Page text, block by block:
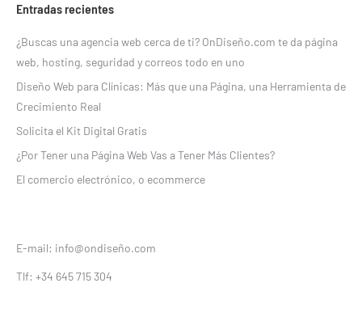
Entradas recientes
¿Buscas una agencia web cerca de ti? OnDiseño.com te da página
web, hosting, seguridad y correos todo en uno
Diseño Web para Clínicas: Más que una Página, una Herramienta de
Crecimiento Real
Solicita el Kit Digital Gratis
¿Por Tener una Página Web Vas a Tener Más Clientes?
El comercio electrónico, o ecommerce
E-mail: info@ondiseño.com
Tlf: +34 645 715 304